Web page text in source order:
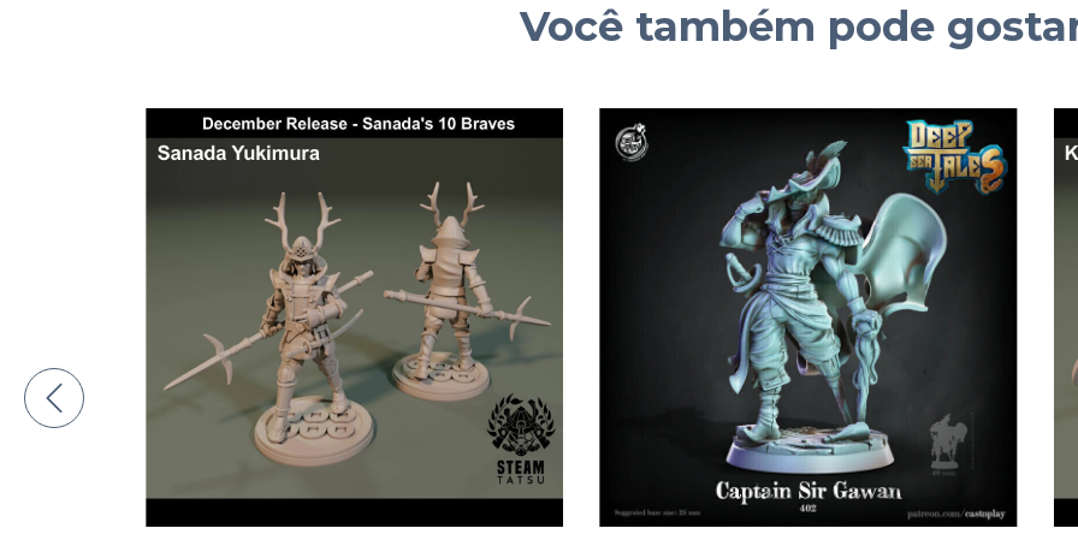
Você também pode